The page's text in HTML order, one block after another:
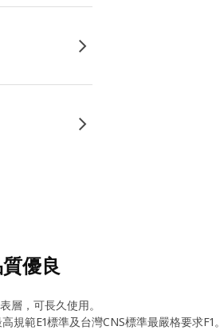
優良
層，可長久使用。
規範E1標準及台灣CNS標準最嚴格要求F1。